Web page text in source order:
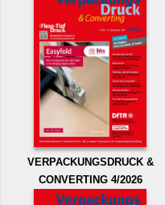
VERPACKUNGSDRUCK &
CONVERTING 4/2026